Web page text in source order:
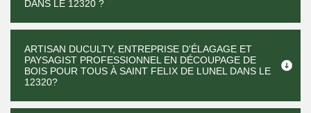
DANS LE 12320 ?
ARTISAN DUCULTY, ENTREPRISE D'ÉLAGAGE ET
PAYSAGIST PROFESSIONNEL EN DÉCOUPAGE DE
BOIS POUR TOUS À SAINT FELIX DE LUNEL DANS LE
12320?